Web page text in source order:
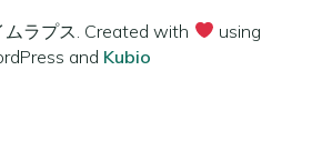
ラプス. Created with
using
and Kubio